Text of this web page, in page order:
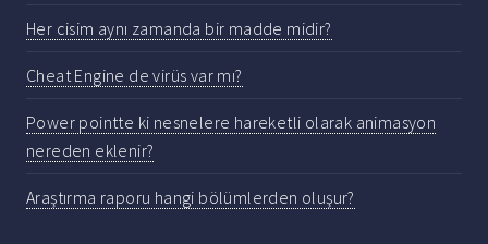
Her cisim aynı zamanda bir madde midir?
Cheat Engine de virüs var mı?
Power pointte ki nesnelere hareketli olarak animasyon
nereden eklenir?
Araştırma raporu hangi bölümlerden oluşur?